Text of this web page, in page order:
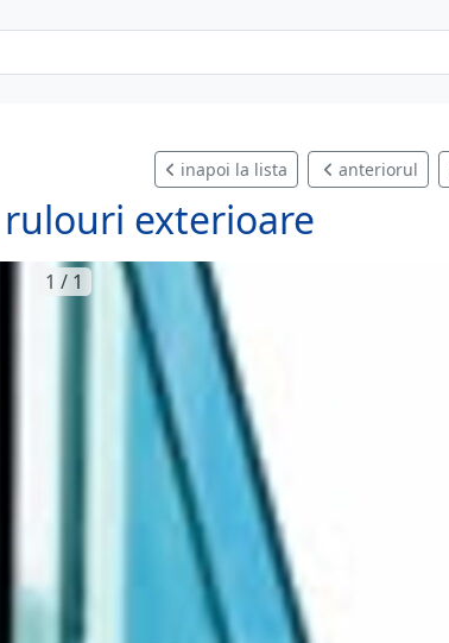
inapoi la lista anteriorul
rulouri exterioare
1 / 1